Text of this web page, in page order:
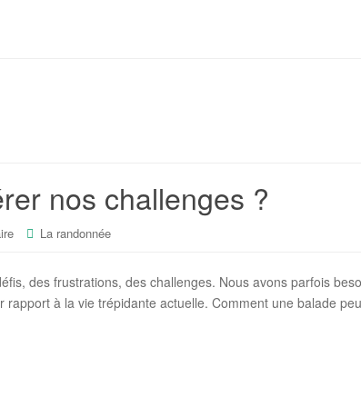
nos challenges ?
La randonnée
des frustrations, des challenges. Nous avons parfois
rapport à la vie trépidante actuelle. Comment une balade